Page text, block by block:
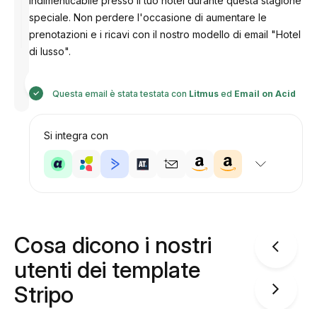
Anastasiia
speciale. Non perdere l'occasione di aumentare le
prenotazioni e i ricavi con il nostro modello di email "Hotel
di lusso".
Questa email è stata testata con Litmused Email on Acid
Si integra con
Cosa dicono i nostri
utenti dei template
Stripo